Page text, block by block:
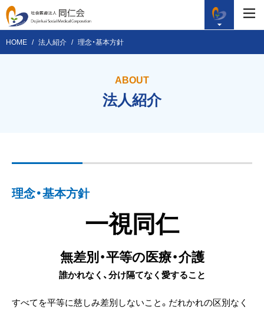
HOME 法人紹介 理念・基本方針
ABOUT
法人紹介
理念・基本方針
一視同仁
無差別・平等の医療・介護
誰かれなく、分け隔てなく愛すること
すべてを平等に慈しみ差別しないこと。だれかれの区別なく